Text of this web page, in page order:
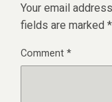
Your email
fields are marked *
Comment*